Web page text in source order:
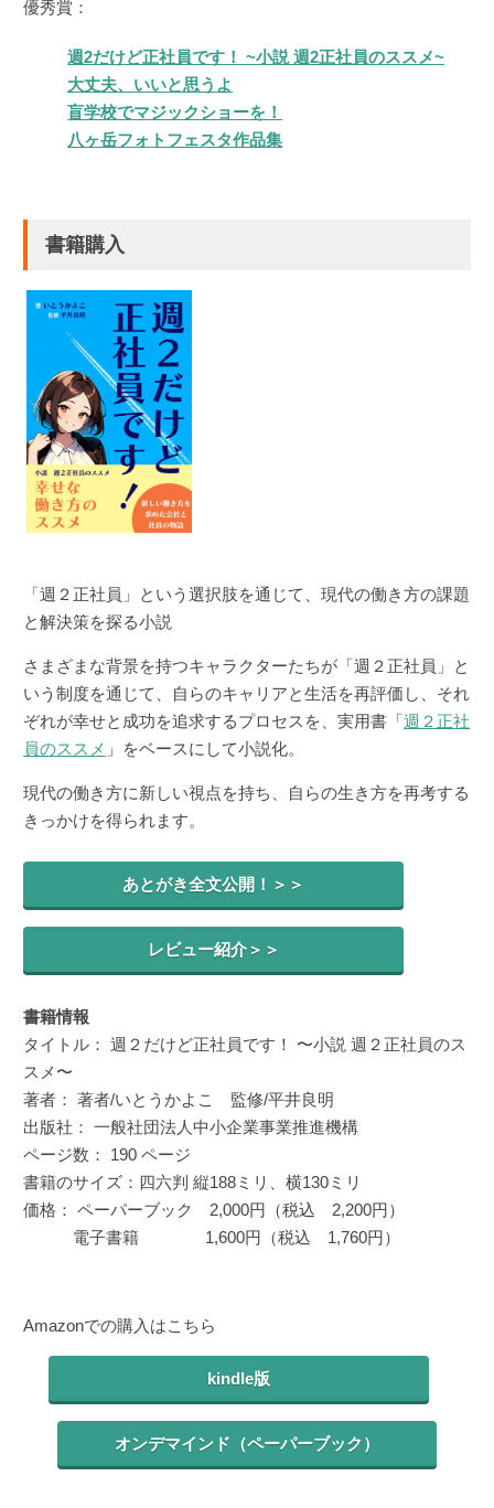
優秀賞：
週2だけど正社員です！ ~小説 週2正社員のススメ~
大丈夫、いいと思うよ
盲学校でマジックショーを！
八ヶ岳フォトフェスタ作品集
書籍購入
「週２正社員」という選択肢を通じて、現代の働き方の課題
と解決策を探る小説
さまざまな背景を持つキャラクターたちが「週２正社員」と
いう制度を通じて、自らのキャリアと生活を再評価し、それ
ぞれが幸せと成功を追求するプロセスを、実用書「週２正社
員のススメ 」をベースにして小説化。
現代の働き方に新しい視点を持ち、自らの生き方を再考する
きっかけを得られます。
あとがき全文公開！＞＞
レビュー紹介＞＞
書籍情報
タイトル： 週２だけど正社員です！ 〜小説 週２正社員のス
スメ〜
著者： 著者/いとうかよこ 監修/平井良明
出版社： 一般社団法人中小企業事業推進機構
ページ数： 190 ページ
書籍のサイズ：四六判 縦188ミリ、横130ミリ
価格： ペーパーブック 2,000円（税込 2,200円）
電子書籍 1,600円（税込 1,760円）
Amazonでの購入はこちら
kindle版
オンデマインド（ペーパーブック）